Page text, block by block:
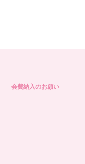
会費納入のお願い